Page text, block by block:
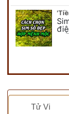
Tử Vi